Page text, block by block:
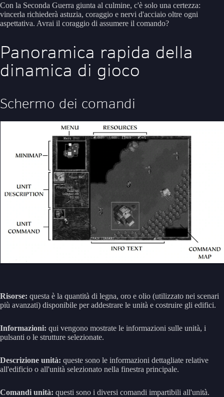
Con la Seconda Guerra giunta al culmine, c'è solo una certezza:
vincerla richiederà astuzia, coraggio e nervi d'acciaio oltre ogni
aspettativa. Avrai il coraggio di assumere il comando?
Panoramica rapida della
dinamica di gioco
Schermo dei comandi
Risorse: questa è la quantità di legna, oro e olio (utilizzato nei scenari
più avanzati) disponibile per addestrare le unità e costruire gli edifici.
Informazioni: qui vengono mostrate le informazioni sulle unità, i
pulsanti o le strutture selezionate.
Descrizione unità: queste sono le informazioni dettagliate relative
all'edificio o all'unità selezionato nella finestra principale.
Comandi unità: questi sono i diversi comandi impartibili all'unità.